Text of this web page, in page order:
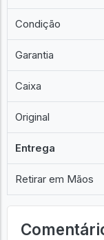
Condição
Garantia
Caixa
Original
Entrega
Retirar em Mãos